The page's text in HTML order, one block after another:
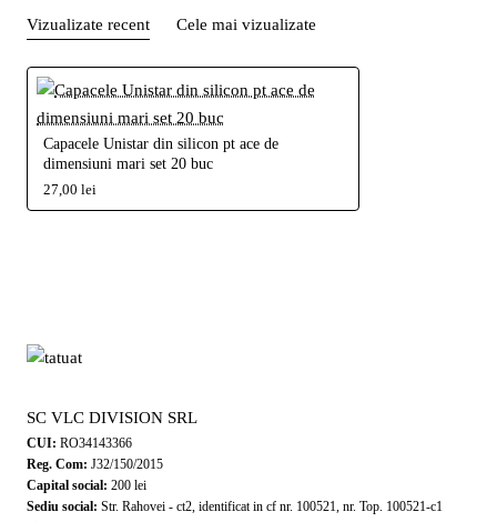
Vizualizate recent Cele mai vizualizate
Capacele Unistar din silicon pt ace de
dimensiuni mari set 20 buc
27,00 lei
SC VLC DIVISION SRL
CUI: RO34143366
Reg. Com: J32/150/2015
Capital social: 200 lei
Sediu social: Str. Rahovei - ct2, identificat in cf nr. 100521, nr. Top. 100521-c1